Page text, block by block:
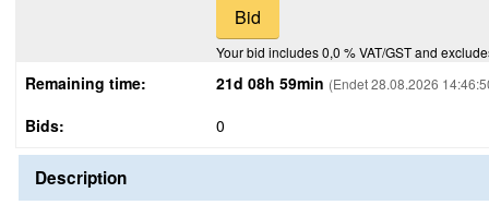
Your bid includes 0,0 % VAT/GST and
Remaining time: 21d 08h 59min (Endet 28.08.2026
Bids: 0
Description